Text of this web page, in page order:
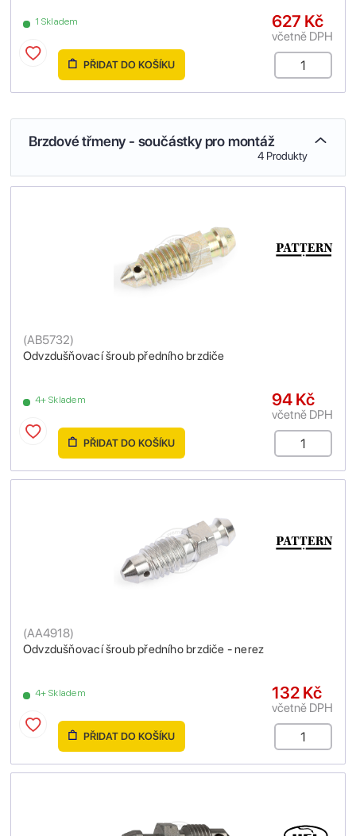
1 Skladem 627 Kč
včetně DPH
PŘIDAT DO KOŠÍKU
Brzdové třmeny - součástky pro montáž
4 Produkty
Odvzdušňovací šroub předního brzdiče
(AB5732)
4+ Skladem 94 Kč
včetně DPH
PŘIDAT DO KOŠÍKU
Odvzdušňovací šroub předního brzdiče - nerez
(AA4918)
4+ Skladem 132 Kč
včetně DPH
PŘIDAT DO KOŠÍKU